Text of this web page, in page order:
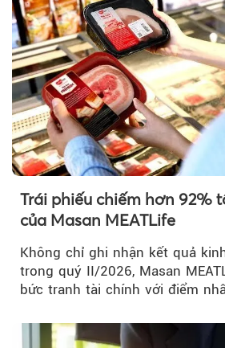
Trái phiếu chiếm hơn 92%
của Masan MEATLife
Không chỉ ghi nhận kết quả
trong quý II/2026, Masan
bức tranh tài chính với điểm